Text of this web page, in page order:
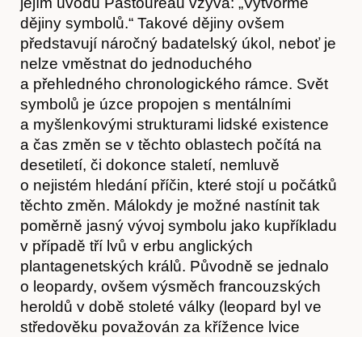
Akce
dějiny symbolů.“ Takové dějiny ovšem
představují náročný badatelský úkol, neboť je
nelze vměstnat do jednoduchého
a přehledného chronologického rámce. Svět
symbolů je úzce propojen s mentálními
a myšlenkovými strukturami lidské existence
a čas změn se v těchto oblastech počítá na
desetiletí, či dokonce staletí, nemluvě
o nejistém hledání příčin, které stojí u počátků
těchto změn. Málokdy je možné nastínit tak
poměrně jasný vývoj symbolu jako kupříkladu
v případě tří lvů v erbu anglických
plantagenetských králů. Původně se jednalo
o leopardy, ovšem výsměch francouzských
heroldů v době stoleté války (leopard byl ve
středověku považován za křížence lvice